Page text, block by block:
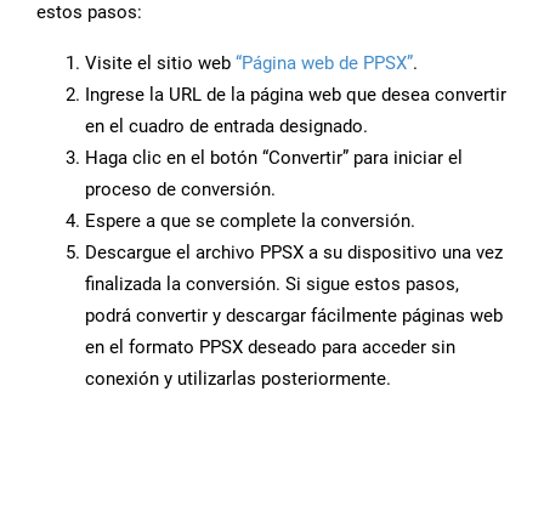
estos pasos:
Visite el sitio web “Página web de PPSX”.
Ingrese la URL de la página web que desea convertir
en el cuadro de entrada designado.
Haga clic en el botón “Convertir” para iniciar el
proceso de conversión.
Espere a que se complete la conversión.
Descargue el archivo PPSX a su dispositivo una vez
finalizada la conversión. Si sigue estos pasos,
podrá convertir y descargar fácilmente páginas web
en el formato PPSX deseado para acceder sin
conexión y utilizarlas posteriormente.